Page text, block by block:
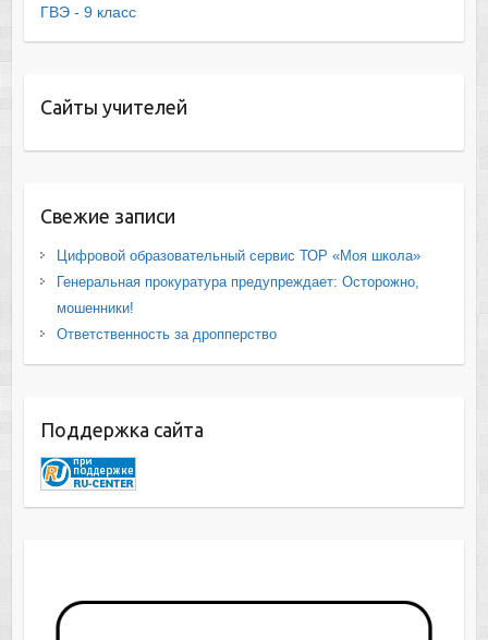
ГВЭ - 9 класс
Сайты учителей
Свежие записи
Цифровой образовательный сервис ТОР «Моя школа»
Генеральная прокуратура предупреждает: Осторожно,
мошенники!
Ответственность за дропперство
Поддержка сайта